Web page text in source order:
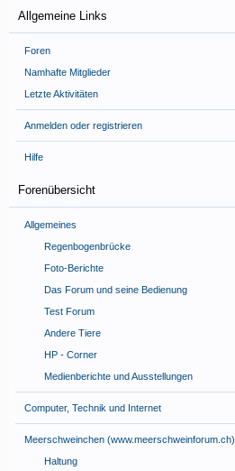
Allgemeine Links
Foren
Namhafte Mitglieder
Letzte Aktivitäten
Anmelden oder registrieren
Hilfe
Forenübersicht
Allgemeines
Regenbogenbrücke
Foto-Berichte
Das Forum und seine Bedienung
Test Forum
Andere Tiere
HP - Corner
Medienberichte und Ausstellungen
Computer, Technik und Internet
Meerschweinchen (www.meerschweinforum.ch)
Haltung